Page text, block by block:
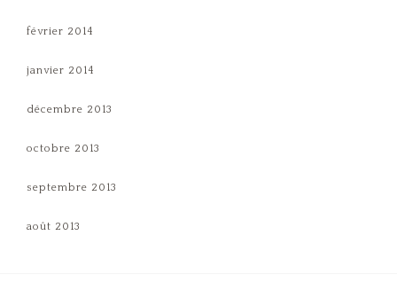
février 2014
janvier 2014
décembre 2013
octobre 2013
septembre 2013
août 2013